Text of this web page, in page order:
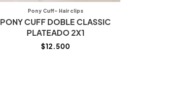
Pony Cuff- Hair clips
PONY CUFF DOBLE CLASSIC
PLATEADO 2X1
$12.500